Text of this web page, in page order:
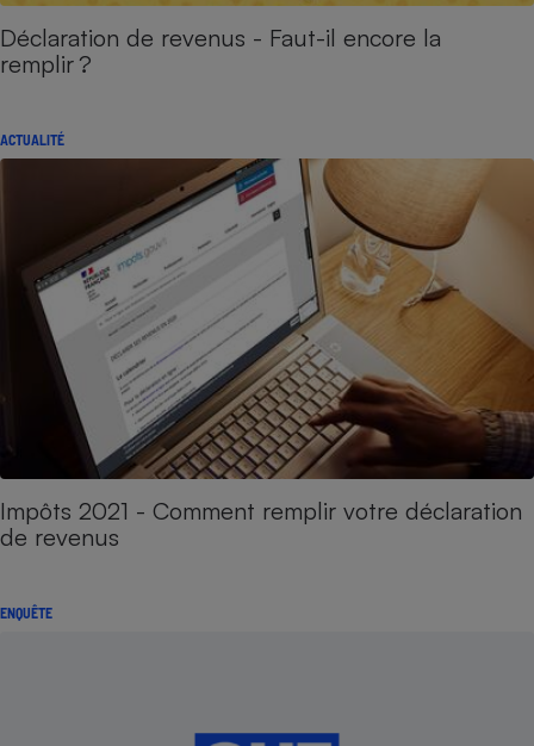
Déclaration de revenus - Faut-il encore la
remplir ?
ACTUALITÉ
Impôts 2021 - Comment remplir votre déclaration
de revenus
ENQUÊTE